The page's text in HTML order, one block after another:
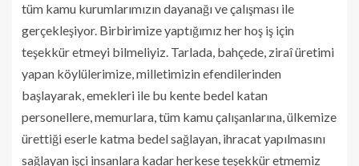
tüm kamu kurumlarımızın dayanağı ve çalışması ile
gerçekleşiyor. Birbirimize yaptığımız her hoş iş için
teşekkür etmeyi bilmeliyiz. Tarlada, bahçede, ziraî üretimi
yapan köylülerimize, milletimizin efendilerinden
başlayarak, emekleri ile bu kente bedel katan
personellere, memurlara, tüm kamu çalışanlarına, ülkemize
ürettiği eserle katma bedel sağlayan, ihracat yapılmasını
sağlayan işçi insanlara kadar herkese teşekkür etmemiz